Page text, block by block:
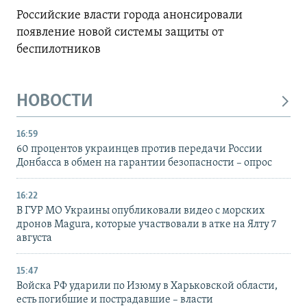
Российские власти города анонсировали
появление новой системы защиты от
беспилотников
НОВОСТИ
16:59
60 процентов украинцев против передачи России
Донбасса в обмен на гарантии безопасности – опрос
16:22
В ГУР МО Украины опубликовали видео с морских
дронов Magura, которые участвовали в атке на Ялту 7
августа
15:47
Войска РФ ударили по Изюму в Харьковской области,
есть погибшие и пострадавшие – власти